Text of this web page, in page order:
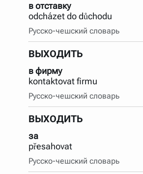
в отставку
odcházet do důchodu
Русско-чешский словарь
ВЫХОДИТЬ
в фирму
kontaktovat firmu
Русско-чешский словарь
ВЫХОДИТЬ
за
přesahovat
Русско-чешский словарь